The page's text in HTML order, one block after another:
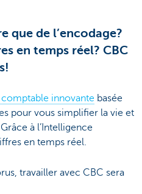
que de l’encodage?
en temps réel? CBC
innovante basée
pour vous simplifier la vie et
à l’Intelligence
en temps réel.
travailler avec CBC sera